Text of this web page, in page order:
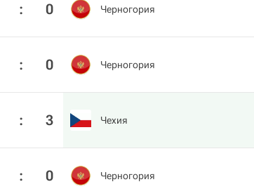
: 0 Черногория
: 0 Черногория
: 3 Чехия
: 0 Черногория